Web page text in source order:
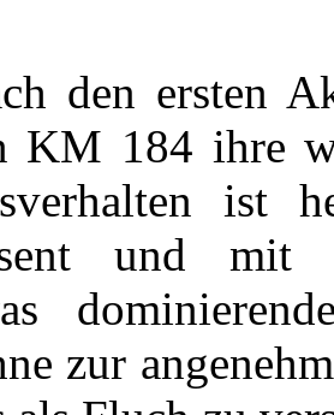
den ersten
KM 184 ihre
ist
und mit
zur